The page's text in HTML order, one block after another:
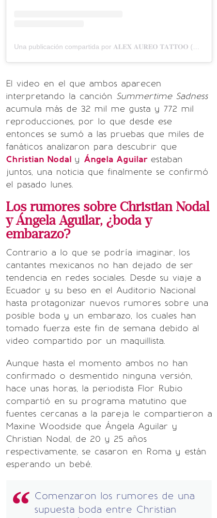
Una publicación compartida por 𝐀𝐋𝐄𝐗 𝐀𝐔𝐑𝐄𝐎 𝐓𝐀𝐓𝐓𝐎𝐎 (@alessandro_capozzi)
El video en el que ambos aparecen
interpretando la canción Summertime Sadness
acumula más de 32 mil me gusta y 772 mil
reproducciones, por lo que desde ese
entonces se sumó a las pruebas que miles de
fanáticos analizaron para descubrir que
Christian Nodal y Ángela Aguilar estaban
juntos, una noticia que finalmente se confirmó
el pasado lunes.
Los rumores sobre Christian Nodal
y Ángela Aguilar, ¿boda y
embarazo?
Contrario a lo que se podría imaginar, los
cantantes mexicanos no han dejado de ser
tendencia en redes sociales. Desde su viaje a
Ecuador y su beso en el Auditorio Nacional
hasta protagonizar nuevos rumores sobre una
posible boda y un embarazo, los cuales han
tomado fuerza este fin de semana debido al
video compartido por un maquillista.
Aunque hasta el momento ambos no han
confirmado o desmentido ninguna versión,
hace unas horas, la periodista Flor Rubio
compartió en su programa matutino que
fuentes cercanas a la pareja le compartieron a
Maxine Woodside que Ángela Aguilar y
Christian Nodal, de 20 y 25 años
respectivamente, se casaron en Roma y están
esperando un bebé.
Comenzaron los rumores de una
supuesta boda entre Christian